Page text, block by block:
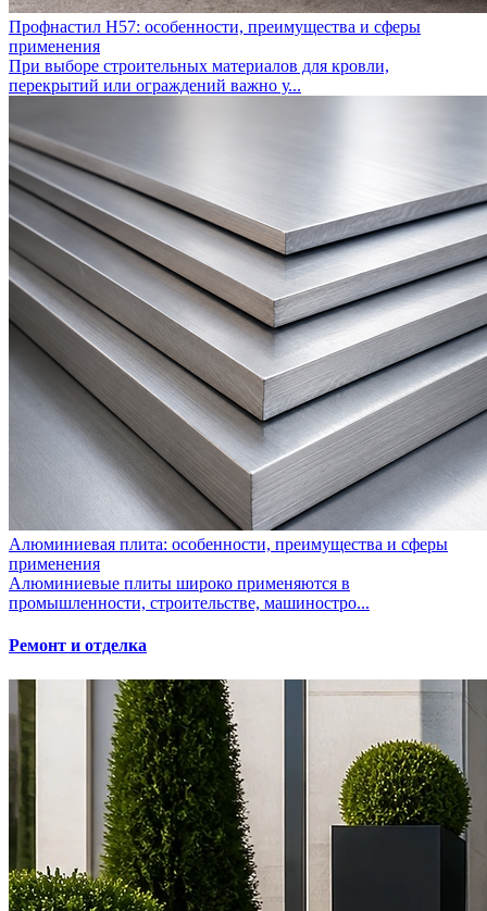
Профнастил Н57: особенности, преимущества и сферы
применения
При выборе строительных материалов для кровли,
перекрытий или ограждений важно у...
Алюминиевая плита: особенности, преимущества и сферы
применения
Алюминиевые плиты широко применяются в
промышленности, строительстве, машиностро...
Ремонт и отделка